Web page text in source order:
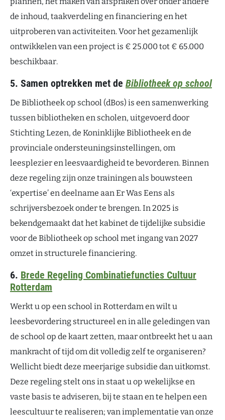
de inhoud, taakverdeling en financiering en het
uitproberen van activiteiten. Voor het gezamenlijk
ontwikkelen van een project is € 25.000 tot € 65.000
beschikbaar.
5. Samen optrekken met de Bibliotheek op school
De Bibliotheek op school (dBos) is een samenwerking
tussen bibliotheken en scholen, uitgevoerd door
Stichting Lezen, de Koninklijke Bibliotheek en de
provinciale ondersteuningsinstellingen, om
leesplezier en leesvaardigheid te bevorderen. Binnen
deze regeling zijn onze trainingen als bouwsteen
‘expertise’ en deelname aan Er Was Eens als
schrijversbezoek onder te brengen. In 2025 is
bekendgemaakt dat het kabinet de tijdelijke subsidie
voor de Bibliotheek op school met ingang van 2027
omzet in structurele financiering.
6. Brede Regeling Combinatiefuncties Cultuur
Rotterdam
Werkt u op een school in Rotterdam en wilt u
leesbevordering structureel en in alle geledingen van
de school op de kaart zetten, maar ontbreekt het u aan
mankracht of tijd om dit volledig zelf te organiseren?
Wellicht biedt deze meerjarige subsidie dan uitkomst.
Deze regeling stelt ons in staat u op wekelijkse en
vaste basis te adviseren, bij te staan en te helpen een
leescultuur te realiseren; van implementatie van onze